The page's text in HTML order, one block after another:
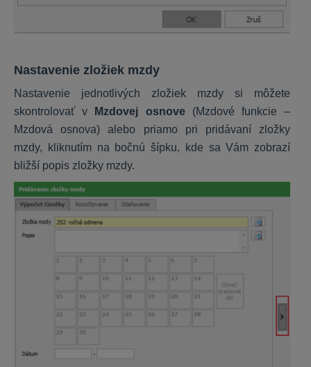
Personalistika
Výpočet miezd
Prevodné príkazy
Ročné zúčtovanie dane a ZP
Dokumenty, exporty a importy
OMEGA
Nastavenia
Uzávierka roka a daňové priznania
Nastavenie zložiek mzdy
Nastavenie jednotlivých zložiek mzdy si môžete
skontrolovať v
Mzdovej osnove(Mzdové funkcie –
Mzdová osnova) alebo priamo pri pridávaní zložky
mzdy, kliknutím na bočnú šípku, kde sa Vám zobrazí
bližší popis zložky mzdy.